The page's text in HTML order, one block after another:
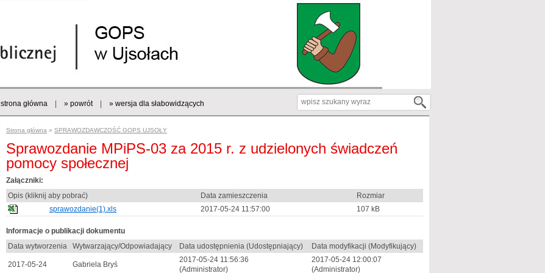
strona główna » powrót » wersja dla słabowidzących
Strona główna » SPRAWOZDAWCZOŚĆ GOPS UJSOŁY
Sprawozdanie MPiPS-03 za 2015 r. z udzielonych świadczeń
pomocy społecznej
Załączniki:
Opis (kliknij aby pobrać)
Data zamieszczenia
Rozmiar
sprawozdanie(1).xls
2017-05-24 11:57:00 107 kB
Informacje o publikacji dokumentu
Data wytworzenia
Wytwarzający/Odpowiadający Data udostępnienia (Udostępniający) Data modyfikacji (Modyfikujący)
2017-05-24 Gabriela Bryś
2017-05-24 11:56:36
(Administrator)
2017-05-24 12:00:07
(Administrator)